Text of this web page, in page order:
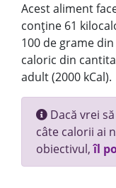
Acest aliment
conține 61
100 de grame
caloric din
adult (2000 kCal).
Dacă vrei
câte calorii ai
obiectivul,îl